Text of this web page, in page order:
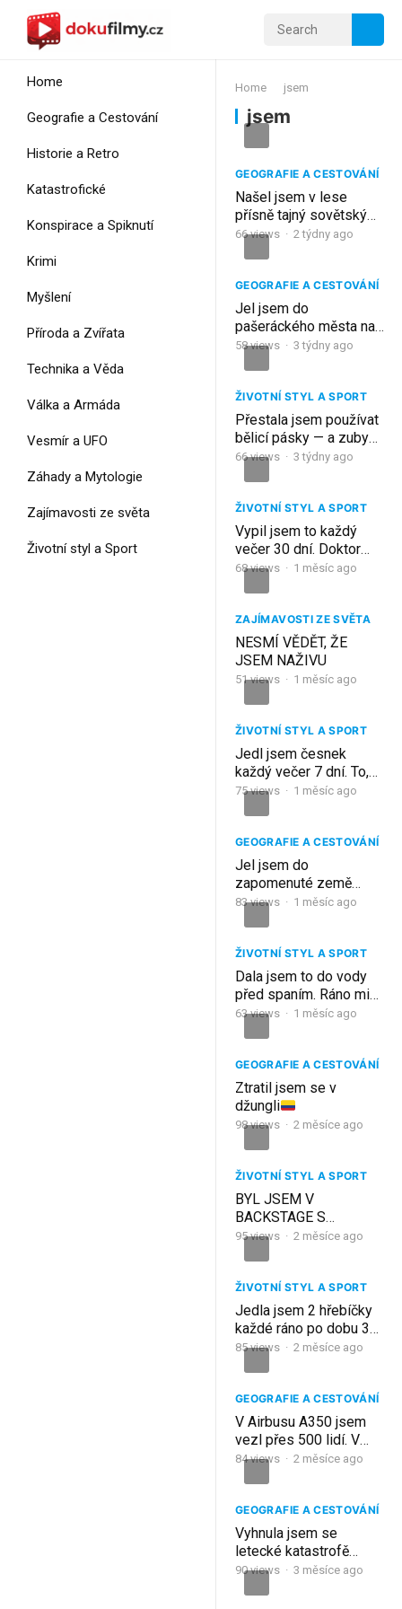
Home
Geografie a Cestování
Historie a Retro
Katastrofické
Konspirace a Spiknutí
Krimi
Myšlení
Příroda a Zvířata
Technika a Věda
Válka a Armáda
Vesmír a UFO
Záhady a Mytologie
Zajímavosti ze světa
Životní styl a Sport
Home jsem
jsem
GEOGRAFIE A CESTOVÁNÍ
Našel jsem v lese
přísně tajný sovětský
objekt: Tady měly být
66views · 2 týdny ago
GEOGRAFIE A CESTOVÁNÍ
Jel jsem do
pašeráckého města na
Brazilské hranici
58views · 3 týdny ago
ŽIVOTNÍ STYL A SPORT
Přestala jsem používat
bělicí pásky — a zuby
jsou konečně bílé. Zde
66views · 3 týdny ago
ŽIVOTNÍ STYL A SPORT
Vypil jsem to každý
večer 30 dní. Doktor
nevěřil svým očím při
68views · 1 měsíc ago
ZAJÍMAVOSTI ZE SVĚTA
NESMÍ VĚDĚT, ŽE
JSEM NAŽIVU
51views · 1 měsíc ago
ŽIVOTNÍ STYL A SPORT
Jedl jsem česnek
každý večer 7 dní. To,
co se stalo, mě
75views · 1 měsíc ago
GEOGRAFIE A CESTOVÁNÍ
Jel jsem do
zapomenuté země
Jižní Ameriky.
83views · 1 měsíc ago
ŽIVOTNÍ STYL A SPORT
Dala jsem to do vody
před spaním. Ráno mi
zmizely otoky, které
63views · 1 měsíc ago
GEOGRAFIE A CESTOVÁNÍ
Ztratil jsem se v
džungli
98views · 2 měsíce ago
ŽIVOTNÍ STYL A SPORT
BYL JSEM V
BACKSTAGE S
LEGENDÁRNÍ
95views · 2 měsíce ago
ŽIVOTNÍ STYL A SPORT
Jedla jsem 2 hřebíčky
každé ráno po dobu 30
dní – výsledky mě
85views · 2 měsíce ago
GEOGRAFIE A CESTOVÁNÍ
V Airbusu A350 jsem
vezl přes 500 lidí. V
kokpitu jako první
84views · 2 měsíce ago
GEOGRAFIE A CESTOVÁNÍ
Vyhnula jsem se
letecké katastrofě
prvního Boeingu 747 u
90views · 3 měsíce ago